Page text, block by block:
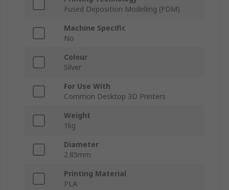
Fused Deposition Modelling (FDM)
Machine Specific
No
Colour
Silver
For Use With
Common Desktop 3D Printers
Weight
1kg
Diameter
2.85mm
Printing Material
PLA